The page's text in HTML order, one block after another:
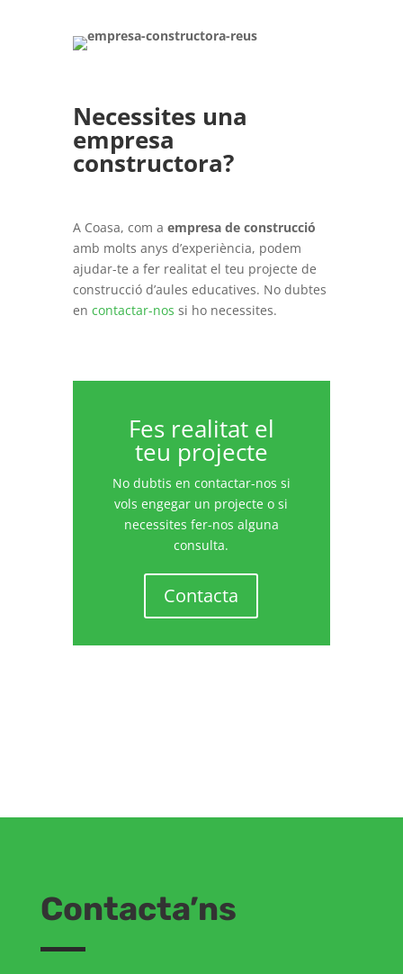
Necessites una
empresa
constructora?
A Coasa, com a empresa de construcció
amb molts anys d’experiència, podem
ajudar-te a fer realitat el teu projecte de
construcció d’aules educatives. No dubtes
en contactar-nos si ho necessites.
Fes realitat el
teu projecte
No dubtis en contactar-nos si
vols engegar un projecte o si
necessites fer-nos alguna
consulta.
Contacta
Contacta’ns